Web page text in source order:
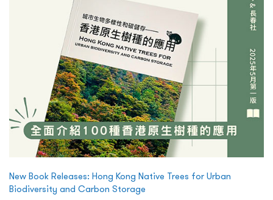
New Book Releases: Hong Kong Native Trees for Urban
Biodiversity and Carbon Storage